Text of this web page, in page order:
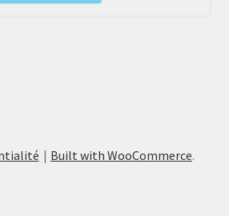
Built with WooCommerce.